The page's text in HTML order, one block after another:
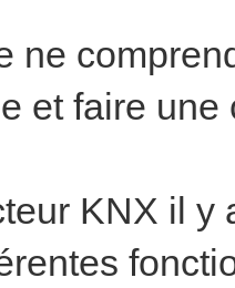
ne
et faire
KNX il y